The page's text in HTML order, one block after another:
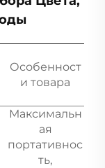
Особенност
и товара
Максимальн
ая
портативнос
ть,